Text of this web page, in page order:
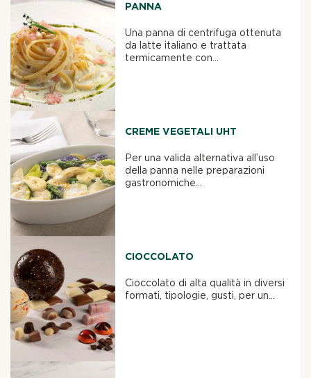
PANNA
Una panna di centrifuga ottenuta
da latte italiano e trattata
termicamente con...
CREME VEGETALI UHT
Per una valida alternativa all’uso
della panna nelle preparazioni
gastronomiche...
CIOCCOLATO
Cioccolato di alta qualità in diversi
formati, tipologie, gusti, per un...